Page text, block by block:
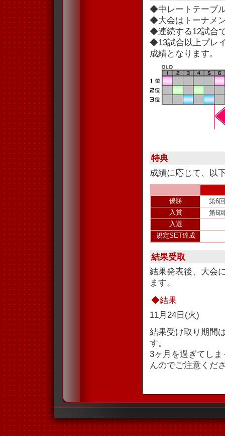
◆中レートテーブ
◆大会はトーナメ
◆連続する12試合
◆13試合以上プレ
成績となります。
特典
成績に応じて、以
優勝
第6
入賞
第6
入選
規定SET達成
結果受取
結果発表後、大会
ます。
◆結果
11月24日(火)
結果受け取り期間
す。
3ヶ月を過ぎてし
んのでご注意くだ